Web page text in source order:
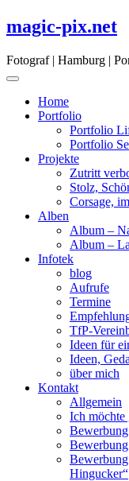
Skip
to
magic-pix.net
Fotograf | Hamburg |
Home
Portfolio
Portfolio
Portfolio
Projekte
Zutritt
Stolz,
Corsage,
Alben
Album –
Album –
Infotek
blog
Aufrufe
Termine
TfP-
Ideen für
Ideen,
über mich
Kontakt
Allgemein
Ich möchte
Hingucker“